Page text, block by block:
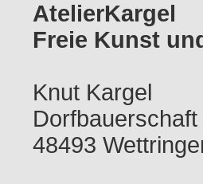
AtelierKargel
Freie Kunst
Knut Kargel
Dorfbauerschaft
48493